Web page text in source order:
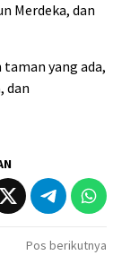
Merdeka, dan
yang ada,
dan
Pos berikutnya